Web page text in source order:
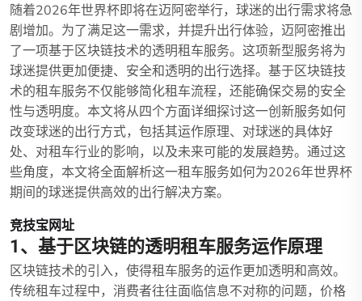
随着2026年世界杯即将在迈阿密举行，球迷的出行需求将急
剧增加。为了满足这一需求，并提升出行体验，迈阿密推出
了一项基于区块链技术的透明租车服务。这项新型服务将为
球迷提供更加便捷、安全和透明的出行选择。基于区块链技
术的租车服务不仅能够简化租车流程，还能确保交易的安全
性与透明度。本文将从四个方面详细探讨这一创新服务如何
改变球迷的出行方式，包括其运作原理、对球迷的具体好
处、对租车行业的影响，以及未来可能的发展趋势。通过这
些角度，本文将全面解析这一租车服务如何为2026年世界杯
期间的球迷提供高效的出行解决方案。
竞技宝网址
1、基于区块链的透明租车服务运作原理
区块链技术的引入，使得租车服务的运作更加透明和高效。
传统租车过程中，消费者往往面临信息不对称的问题，价格